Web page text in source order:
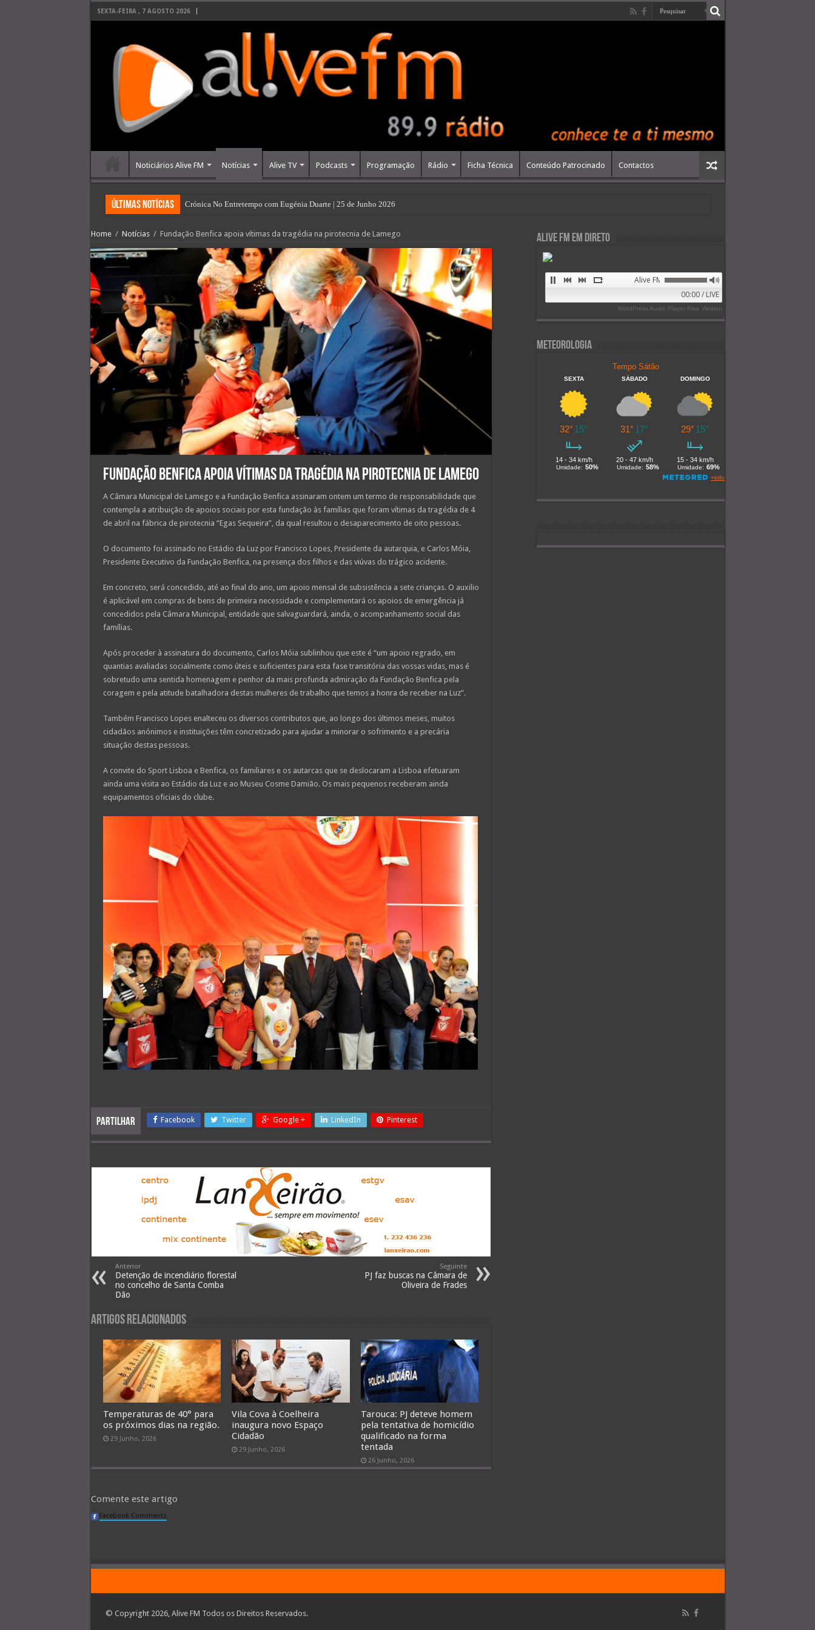
SEXTA-FEIRA , 7 AGOSTO 2026
Noticiários Alive FM Notícias Alive TV Podcasts Programação Rádio Ficha Técnica Conteúdo Patrocinado Contactos
últimas Notícias Crónica No Entretempo com Eugénia Duarte | 25 de Junho 2026
Home / Notícias / Fundação Benfica apoia vítimas da tragédia na pirotecnia de Lamego
Fundação Benfica apoia vítimas da tragédia na pirotecnia de Lamego
A Câmara Municipal de Lamego e a Fundação Benfica assinaram ontem um termo de responsabilidade que
contempla a atribuição de apoios sociais por esta fundação às famílias que foram vítimas da tragédia de 4
de abril na fábrica de pirotecnia “Egas Sequeira”, da qual resultou o desaparecimento de oito pessoas.
O documento foi assinado no Estádio da Luz por Francisco Lopes, Presidente da autarquia, e Carlos Móia,
Presidente Executivo da Fundação Benfica, na presença dos filhos e das viúvas do trágico acidente.
Em concreto, será concedido, até ao final do ano, um apoio mensal de subsistência a sete crianças. O auxilio
é aplicável em compras de bens de primeira necessidade e complementará os apoios de emergência já
concedidos pela Câmara Municipal, entidade que salvaguardará, ainda, o acompanhamento social das
famílias.
Após proceder à assinatura do documento, Carlos Móia sublinhou que este é “um apoio regrado, em
quantias avaliadas socialmente como úteis e suficientes para esta fase transitória das vossas vidas, mas é
sobretudo uma sentida homenagem e penhor da mais profunda admiração da Fundação Benfica pela
coragem e pela atitude batalhadora destas mulheres de trabalho que temos a honra de receber na Luz”.
Também Francisco Lopes enalteceu os diversos contributos que, ao longo dos últimos meses, muitos
cidadãos anónimos e instituições têm concretizado para ajudar a minorar o sofrimento e a precária
situação destas pessoas.
A convite do Sport Lisboa e Benfica, os familiares e os autarcas que se deslocaram a Lisboa efetuaram
ainda uma visita ao Estádio da Luz e ao Museu Cosme Damião. Os mais pequenos receberam ainda
equipamentos oficiais do clube.
Partilhar Facebook Twitter Google + LinkedIn Pinterest
Anterior
Detenção de incendiário florestal
no concelho de Santa Comba
Dão
Seguinte
PJ faz buscas na Câmara de
Oliveira de Frades
Artigos Relacionados
Temperaturas de 40° para
os próximos dias na região.
29 Junho, 2026
Vila Cova à Coelheira
inaugura novo Espaço
Cidadão
29 Junho, 2026
Tarouca: PJ deteve homem
pela tentativa de homicídio
qualificado na forma
tentada
26 Junho, 2026
Comente este artigo
Facebook Comments
Alive FM em Direto
Alive FM 89.9
00:00 / LIVE
WordPress Audio Player Free Version
Meteorologia
© Copyright 2026, Alive FM Todos os Direitos Reservados.